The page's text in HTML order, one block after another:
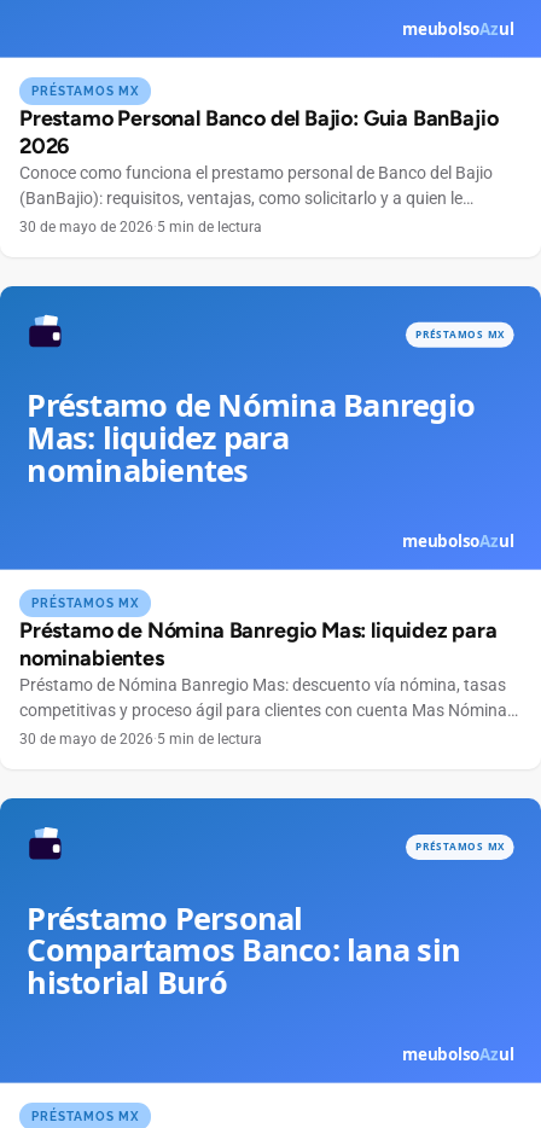
PRÉSTAMOS MX
Prestamo Personal Banco del Bajio: Guia BanBajio
2026
Conoce como funciona el prestamo personal de Banco del Bajio
(BanBajio): requisitos, ventajas, como solicitarlo y a quien le
conviene este credito.
30 de mayo de 2026·5 min de lectura
PRÉSTAMOS MX
Préstamo de Nómina Banregio Mas: liquidez para
nominabientes
Préstamo de Nómina Banregio Mas: descuento vía nómina, tasas
competitivas y proceso ágil para clientes con cuenta Mas Nómina
del norte y bajío.
30 de mayo de 2026·5 min de lectura
PRÉSTAMOS MX